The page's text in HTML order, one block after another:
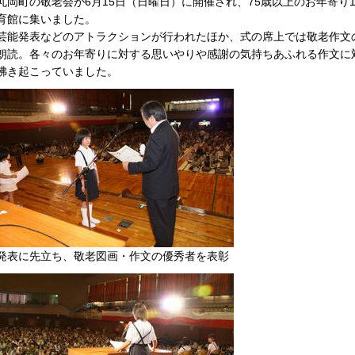
館に集いました。
能発表などのアトラクションが行われたほか、式の席上では敬老作
読。各々のお年寄りに対する思いやりや感謝の気持ちあふれる作文
き起こっていました。
表に先立ち、敬老図画・作文の優秀者を表彰